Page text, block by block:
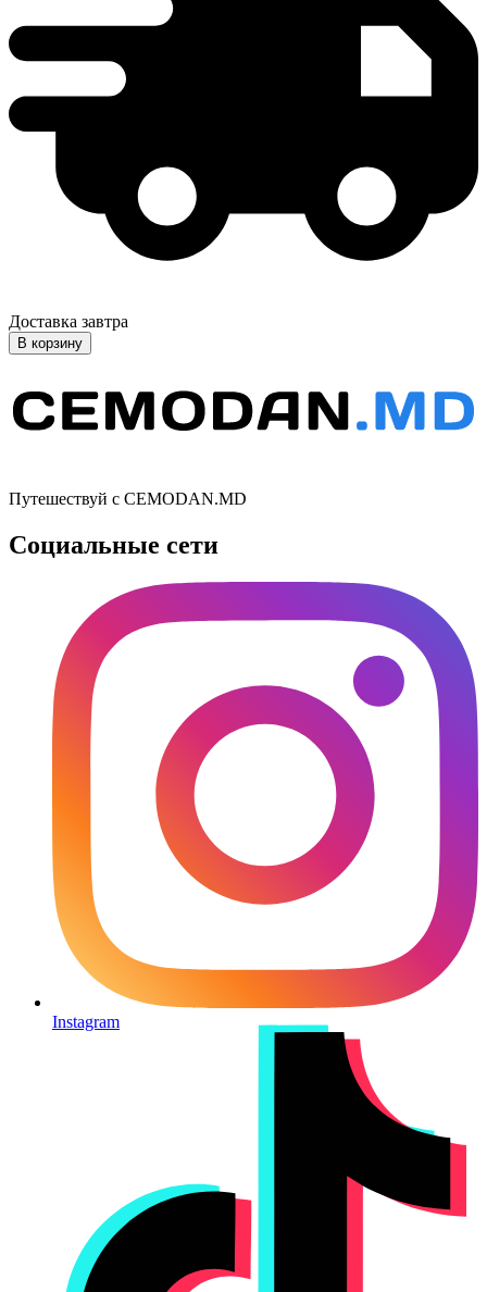
Доставка завтра
В корзину
Путешествуй с CEMODAN.MD
Социальные сети
Instagram